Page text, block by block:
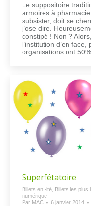
Le suppositoire
armoires à
subsister, doit se
j’ose dire.
constipé ! Non ?
l’institution d’en
organisations ont
Superfétatoire
Billets en -ité Billets les plus
numérique
Par MAC 6 janvier 2014